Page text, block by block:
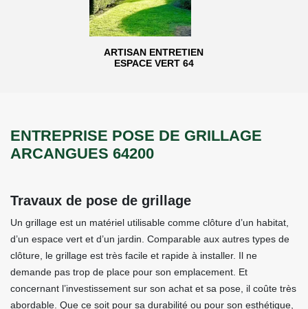
ARTISAN ENTRETIEN
ESPACE VERT 64
ENTREPRISE POSE DE GRILLAGE
ARCANGUES 64200
Travaux de pose de grillage
Un grillage est un matériel utilisable comme clôture d’un habitat,
d’un espace vert et d’un jardin. Comparable aux autres types de
clôture, le grillage est très facile et rapide à installer. Il ne
demande pas trop de place pour son emplacement. Et
concernant l’investissement sur son achat et sa pose, il coûte très
abordable. Que ce soit pour sa durabilité ou pour son esthétique,